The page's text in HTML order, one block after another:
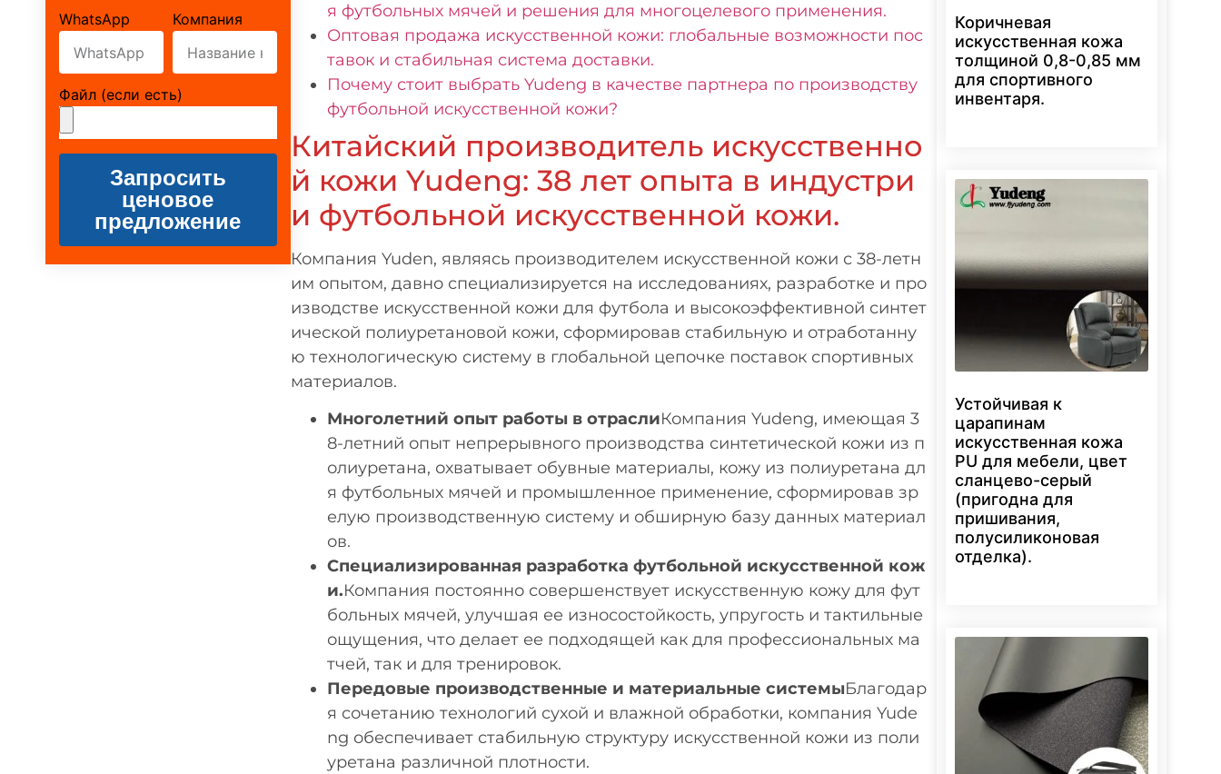
WhatsApp Компания
Файл (если есть)
Запросить
ценовое
предложение
я футбольных мячей и решения для многоцелевого применения.
Оптовая продажа искусственной кожи: глобальные возможности пос
тавок и стабильная система доставки.
Почему стоит выбрать Yudeng в качестве партнера по производству
футбольной искусственной кожи?
Китайский производитель искусственно
й кожи Yudeng: 38 лет опыта в индустри
и футбольной искусственной кожи.
Компания Yuden, являясь производителем искусственной кожи с 38-летн
им опытом, давно специализируется на исследованиях, разработке и про
изводстве искусственной кожи для футбола и высокоэффективной синтет
ической полиуретановой кожи, сформировав стабильную и отработанну
ю технологическую систему в глобальной цепочке поставок спортивных
материалов.
Многолетний опыт работы в отраслиКомпания Yudeng, имеющая 3
8-летний опыт непрерывного производства синтетической кожи из п
олиуретана, охватывает обувные материалы, кожу из полиуретана дл
я футбольных мячей и промышленное применение, сформировав зр
елую производственную систему и обширную базу данных материал
ов.
Специализированная разработка футбольной искусственной кож
и.Компания постоянно совершенствует искусственную кожу для фут
больных мячей, улучшая ее износостойкость, упругость и тактильные
ощущения, что делает ее подходящей как для профессиональных ма
тчей, так и для тренировок.
Передовые производственные и материальные системыБлагодар
я сочетанию технологий сухой и влажной обработки, компания Yude
ng обеспечивает стабильную структуру искусственной кожи из поли
уретана различной плотности.
Коричневая
искусственная кожа
толщиной 0,8-0,85 мм
для спортивного
инвентаря.
Устойчивая к
царапинам
искусственная кожа
PU для мебели, цвет
сланцево-серый
(пригодна для
пришивания,
полусиликоновая
отделка).